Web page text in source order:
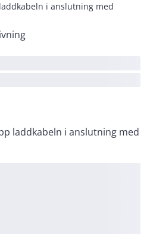
i anslutning med
laddkabeln i anslutning med